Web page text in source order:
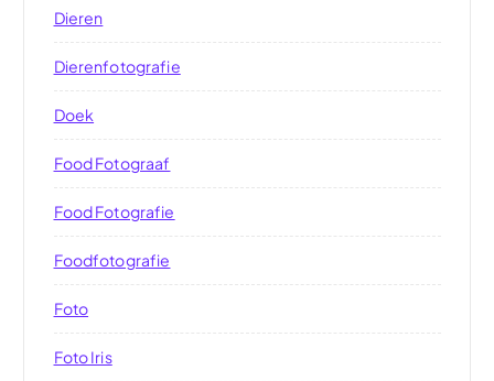
Dieren
Dierenfotografie
Doek
Food Fotograaf
Food Fotografie
Foodfotografie
Foto
Foto Iris